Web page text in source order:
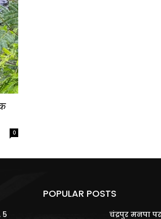
0
5
POPULAR POSTS
चंद्रपुर मनपा